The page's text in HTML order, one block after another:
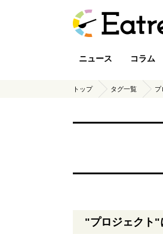
ニュース コラム
トップ タグ一覧 プ
"プロジェクト"